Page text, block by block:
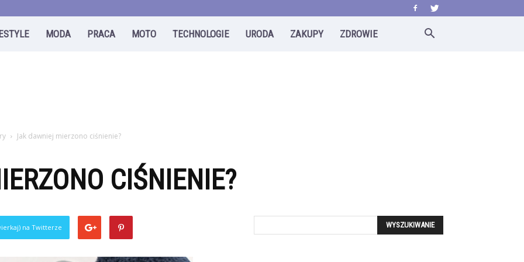
MODA PRACA MOTO TECHNOLOGIE URODA ZAKUPY ZDROWIE
Jak dawniej mierzono ciśnienie?
CIŚNIENIE?
na Twitterze